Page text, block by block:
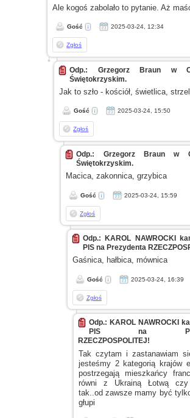
Ale kogoś zabolało to pytanie. Aż
Gość 2025-03-24, 12:34
Zgłoś
Odp.: Grzegorz Braun w
Świętokrzyskim.
Jak to szło - kościół, świetlica,
Gość 2025-03-24, 15:50
Zgłoś
Odp.: Grzegorz Braun w
Świętokrzyskim.
Macica, zakonnica, grzybica
Gość 2025-03-24, 15:59
Zgłoś
Odp.: KAROL NAWROCKI
PIS na Prezydenta
Gaśnica, hałbica, mównica
Gość 2025-03-24, 16:39
Zgłoś
Odp.: KAROL NAWROCKI
PIS na
RZECZPOSPOLITEJ!
Tak czytam i zastanawiam
jesteśmy 2 kategorią krajów
postrzegają mieszkańcy
równi z Ukrainą Łotwą czy
tak..od zawsze mamy być
głupi